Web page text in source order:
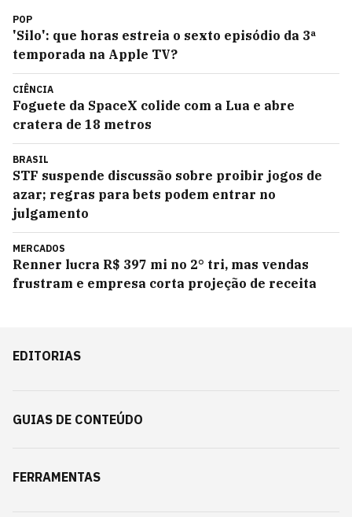
POP
'Silo': que horas estreia o sexto episódio da 3ª
temporada na Apple TV?
CIÊNCIA
Foguete da SpaceX colide com a Lua e abre
cratera de 18 metros
BRASIL
STF suspende discussão sobre proibir jogos de
azar; regras para bets podem entrar no
julgamento
MERCADOS
Renner lucra R$ 397 mi no 2° tri, mas vendas
frustram e empresa corta projeção de receita
EDITORIAS
GUIAS DE CONTEÚDO
FERRAMENTAS